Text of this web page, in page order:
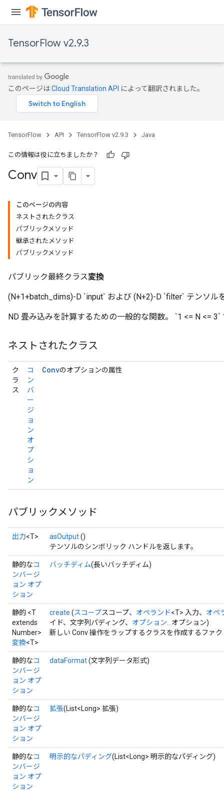
TensorFlow v2.9.3
このページはCloud Translation API によって翻訳されました。
TensorFlow API TensorFlow v2.9.3 Java
この情報は役に立ちましたか？
Conv
このページの内容
ネストされたクラス
パブリックメソッド
継承されたメソッド
パブリックメソッド
パブリック最終クラス変換
(N+1+batch_dims)-D `input` および (N+2)-D `filter` テンソル
ND 畳み込みを計算するための一般的な関数。 `1 <= N <=
ネストされたクラス
ク
ラ
ス
コ
ン
バ
ー
ジ
ョ
ン
オ
プ
シ
ョ
ン
Convのオプションの属性
パブリックメソッド
出力<T> asOutput()
テンソルのシンボリック ハンドルを返します。
静的なコ
ンバージ
ョン オプ
ション
バッチディム(長いバッチディム)
静的 <T
extends
Number>
変換<T>
create (スコープスコープ、 オペランド<T> 入力、 オペ
イド、文字列パディング、 オプション... オプション)
新しい Conv 操作をラップするクラスを作成するファ
静的なコ
ンバージ
ョン オプ
ション
dataFormat(文字列データ形式)
静的なコ
ンバージ
ョン オプ
ション
拡張(List<Long> 拡張)
静的なコ
ンバージ
ョン オプ
ション
明示的なパディング(List<Long> 明示的なパディング)